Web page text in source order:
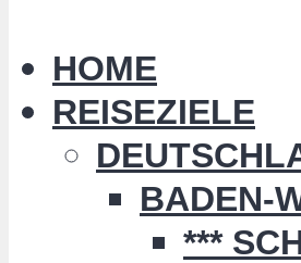
HOME
REISEZIELE
BADEN-
***